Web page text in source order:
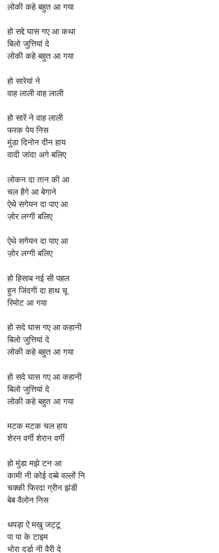
लोकी कहे बहुत आ गया
हो सद्दे घास गए आ कथा
बिलो जुत्तियां दे
लोकी कहे बहुत आ गया
हो सारेयां ने
वाह लाली वाह लाली
हो सारें ने वाह लाली
फरक पेय निस
मुंडा दिनोन दीन हाय
वादी जांदा अगे बलिए
लोकन दा तान की आ
चल हैगे आ बेगाने
ऐथे सगेयन दा पाए आ
ज़ोर लग्गी बलिए
ऐथे सगेयन दा पाए आ
ज़ोर लग्गी बलिए
हो हिसाब नई सी पहल
हुन जिंदगी दा हाथ चू
रिमोट आ गया
हो सदे घास गए आ कहानी
बिलो जुत्तियां दे
लोकी कहे बहुत आ गया
हो सदे घास गए आ कहानी
बिलो जुत्तियां दे
लोकी कहे बहुत आ गया
मटक मटक चल हाय
शेरन वर्गी शेरान वर्गी
हो मुंडा मझे टन आ
कामी नी कोई दब्बे वल्लों नि
चक्की फिरदा ग्रीन झंडी
बेब वैलोन निस
थपड़ा ऐ मखु जट्टू
पा पा के टाइम
भोरा दर्डा नी वैरी दे